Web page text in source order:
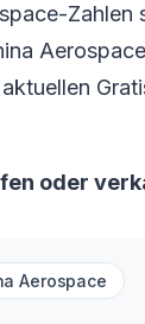
oder
Aerospace